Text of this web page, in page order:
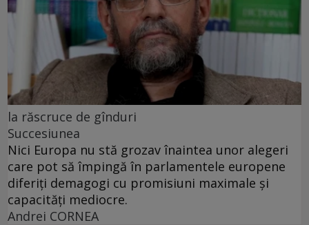
la răscruce de gînduri
Succesiunea
Nici Europa nu stă grozav înaintea unor alegeri
care pot să împingă în parlamentele europene
diferiți demagogi cu promisiuni maximale și
capacități mediocre.
Andrei CORNEA